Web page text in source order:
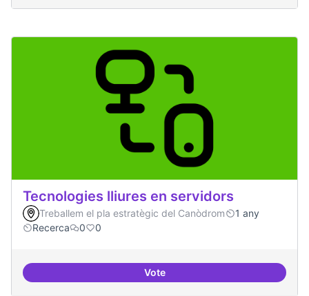
Tecnologies lliures en servidors
Treballem el pla estratègic del Canòdrom
1 any
Recerca
0 0
VoteTecnologies lliures en servidors